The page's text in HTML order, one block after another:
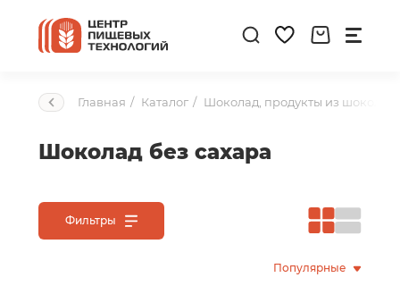
Главная Каталог Шоколад, продукты из
Шоколад без сахара
Фильтры
Популярные